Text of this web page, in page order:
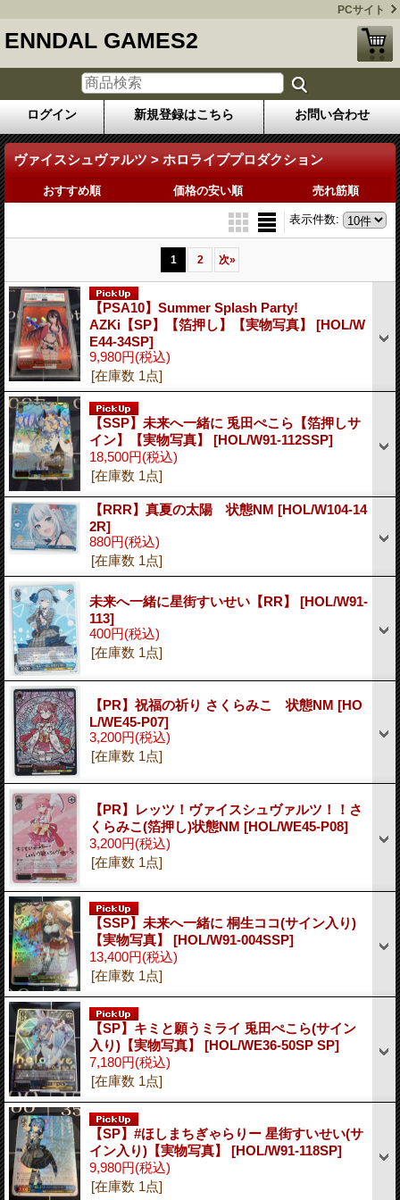
PCサイト
ENNDAL GAMES2
ログイン 新規登録はこちら お問い合わせ
ヴァイスシュヴァルツ > ホロライブプロダクション
おすすめ順 価格の安い順 売れ筋順
表示件数:
1 2 次»
【PSA10】Summer Splash Party!
AZKi【SP】【箔押し】【実物写真】 [HOL/W
E44-34SP]
9,980円(税込)
[在庫数 1点]
【SSP】未来へ一緒に 兎田ぺこら【箔押しサ
イン】【実物写真】 [HOL/W91-112SSP]
18,500円(税込)
[在庫数 1点]
【RRR】真夏の太陽 状態NM [HOL/W104-14
2R]
880円(税込)
[在庫数 1点]
未来へ一緒に星街すいせい【RR】 [HOL/W91-
113]
400円(税込)
[在庫数 1点]
【PR】祝福の祈り さくらみこ 状態NM [HO
L/WE45-P07]
3,200円(税込)
[在庫数 1点]
【PR】レッツ！ヴァイスシュヴァルツ！！さ
くらみこ(箔押し)状態NM [HOL/WE45-P08]
3,200円(税込)
[在庫数 1点]
【SSP】未来へ一緒に 桐生ココ(サイン入り)
【実物写真】 [HOL/W91-004SSP]
13,400円(税込)
[在庫数 1点]
【SP】キミと願うミライ 兎田ぺこら(サイン
入り)【実物写真】 [HOL/WE36-50SP SP]
7,180円(税込)
[在庫数 1点]
【SP】#ほしまちぎゃらりー 星街すいせい(サ
イン入り)【実物写真】 [HOL/W91-118SP]
9,980円(税込)
[在庫数 1点]